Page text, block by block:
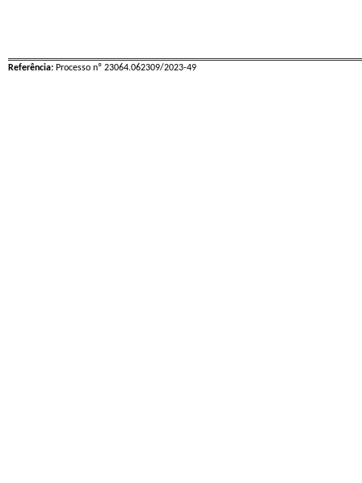
Referência: Processo nº 23064.062309/2023-49